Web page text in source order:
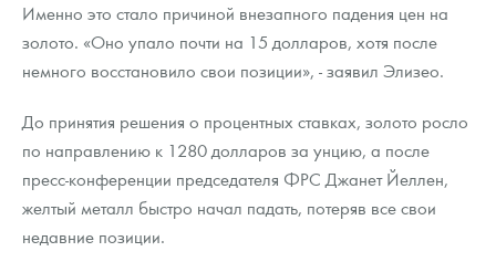
Монеты и жетоны из недрагоценных металлов
Книги по нумизматике
Именно это стало причиной внезапного падения цен на
золото. «Оно упало почти на 15 долларов, хотя после
немного восстановило свои позиции», - заявил Элизео.
До принятия решения о процентных ставках, золото росло
по направлению к 1280 долларов за унцию, а после
пресс-конференции председателя ФРС Джанет Йеллен,
желтый металл быстро начал падать, потеряв все свои
недавние позиции.